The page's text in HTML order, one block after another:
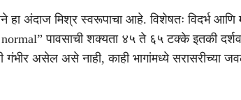
हा अंदाज मिश्र स्वरूपाचा आहे. विशेषतः विदर्भ आणि
normal” पावसाची शक्यता ४५ ते ६५ टक्के इतकी
गंभीर असेल असे नाही, काही भागांमध्ये सरासरीच्या